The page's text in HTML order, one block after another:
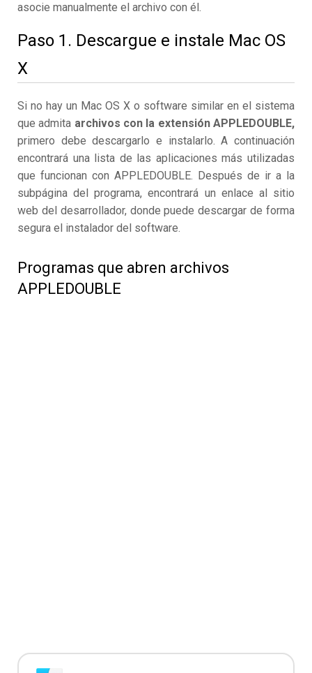
asocie manualmente el archivo con él.
Paso 1. Descargue e instale Mac OS
X
Si no hay un Mac OS X o software similar en el sistema
que admita archivos con la extensión APPLEDOUBLE,
primero debe descargarlo e instalarlo. A continuación
encontrará una lista de las aplicaciones más utilizadas
que funcionan con APPLEDOUBLE. Después de ir a la
subpágina del programa, encontrará un enlace al sitio
web del desarrollador, donde puede descargar de forma
segura el instalador del software.
Programas que abren archivos
APPLEDOUBLE